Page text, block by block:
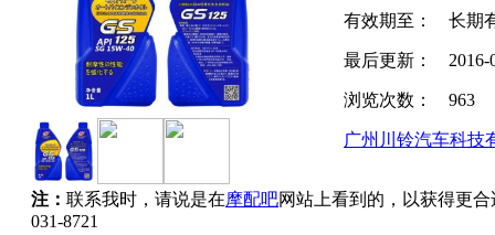
有效期至： 长期
最后更新： 2016-
浏览次数： 963
广州川铃汽车科技
注： 联系我时，请说是在摩配吧网站上看到的，以获得更
031-8721